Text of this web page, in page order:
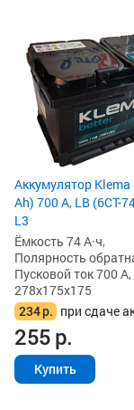
Аккумулятор
Ah) 700 А, LB (6СТ-
L3
Ёмкость 74 А·ч,
Полярность
Пусковой ток 700 А,
278x175x175
234р. при сдаче
255р.
Купить